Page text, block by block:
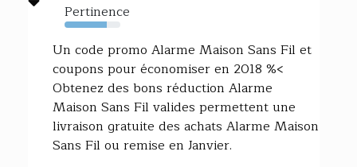
Pertinence
75%
Un code promo Alarme Maison Sans Fil et
coupons pour économiser en 2018 %<
Obtenez des bons réduction Alarme
Maison Sans Fil valides permettent une
livraison gratuite des achats Alarme Maison
Sans Fil ou remise en Janvier.